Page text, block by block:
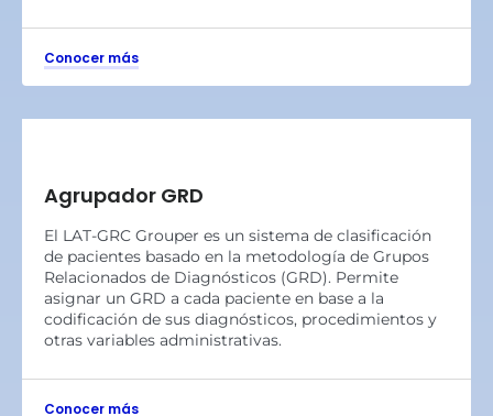
Conocer más
Agrupador GRD
El LAT-GRC Grouper es un sistema de clasificación
de pacientes basado en la metodología de Grupos
Relacionados de Diagnósticos (GRD). Permite
asignar un GRD a cada paciente en base a la
codificación de sus diagnósticos, procedimientos y
otras variables administrativas.
Conocer más